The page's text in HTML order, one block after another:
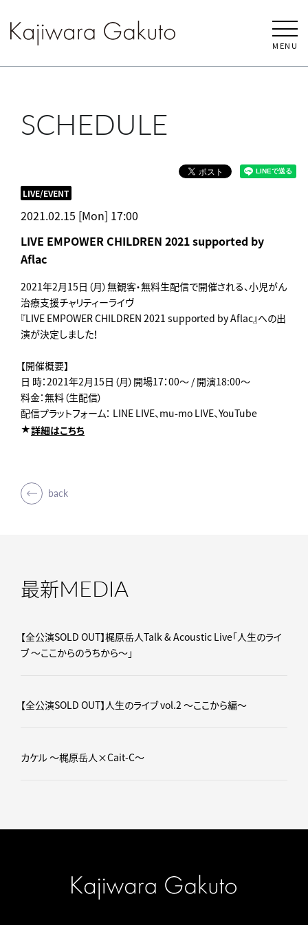
MENU
SCHEDULE
2021.02.15 [Mon] 17:00
LIVE/EVENT
LIVE EMPOWER CHILDREN 2021 supported by
Aflac
2021年2月15日（月）無観客・無料生配信で開催される、小児がん
治療支援チャリティーライヴ
『LIVE EMPOWER CHILDREN 2021 supported by Aflac』への出
演が決定しました！
【開催概要】
日 時：2021年2月15日（月）開場17：00～ / 開演18:00～
料金：無料（生配信）
配信プラットフォーム： LINE LIVE、mu-mo LIVE、YouTube
★詳細はこちち
back
最新MEDIA
【全公演SOLD OUT】梶原岳人Talk & Acoustic Live「人生のライ
ブ ～ここからのうちから～」
【全公演SOLD OUT】人生のライブ vol.2 ～ここから編～
カケル ～梶原岳人×Cait-C～